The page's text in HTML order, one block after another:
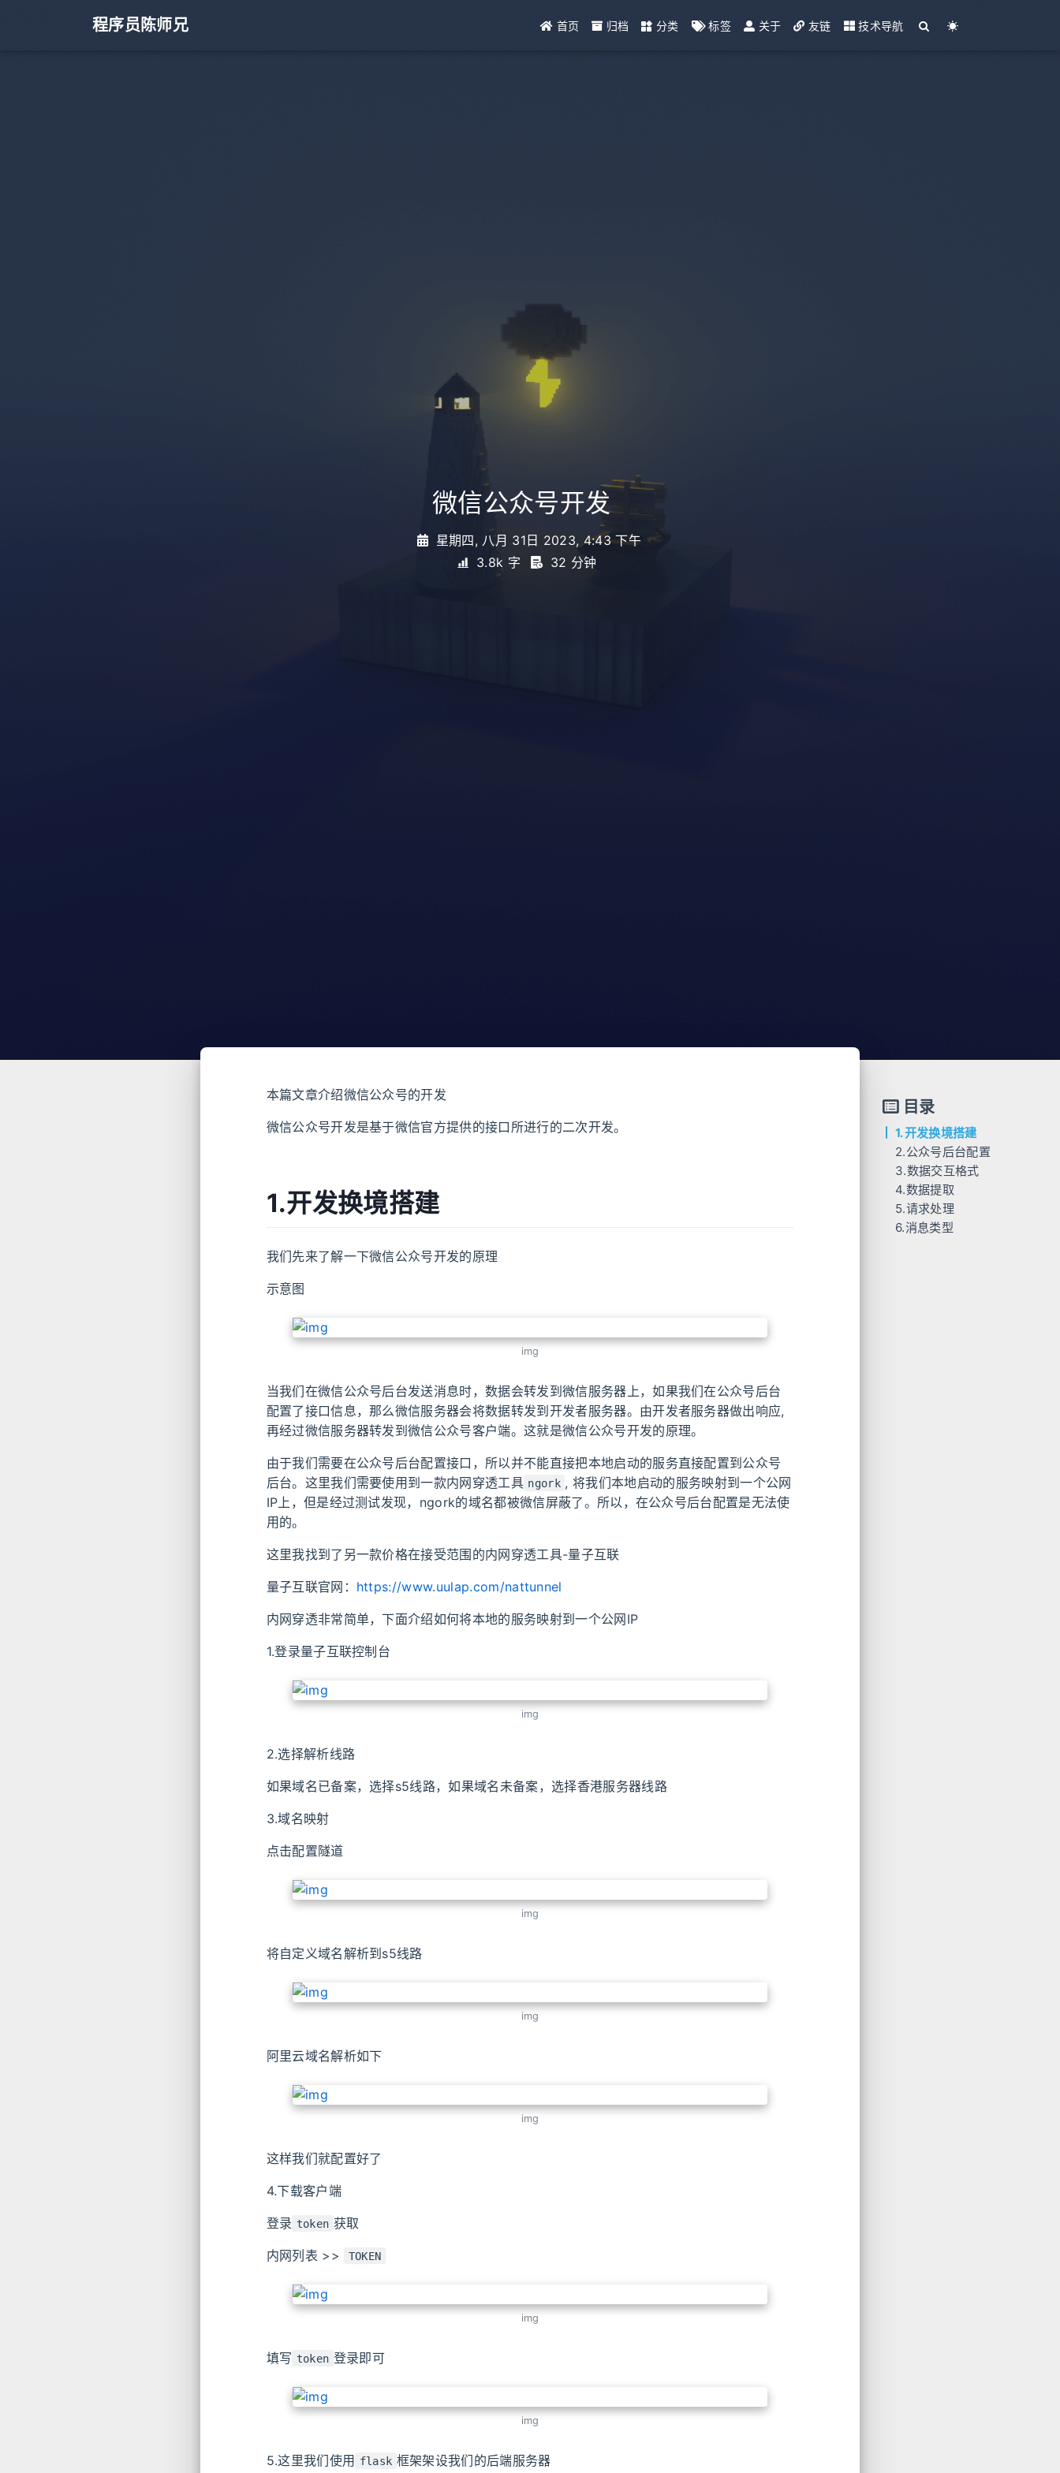
程序员陈师兄 首页 归档 分类 标签 关于 友链 技术导航
微信公众号开发_
星期四, 八月 31日 2023, 4:43 下午
3.8k 字
32 分钟
本篇文章介绍微信公众号的开发
微信公众号开发是基于微信官方提供的接口所进行的二次开发。
1.开发换境搭建
我们先来了解一下微信公众号开发的原理
示意图
img
当我们在微信公众号后台发送消息时，数据会转发到微信服务器上，如果我们在公众号后台
配置了接口信息，那么微信服务器会将数据转发到开发者服务器。由开发者服务器做出响应,
再经过微信服务器转发到微信公众号客户端。这就是微信公众号开发的原理。
由于我们需要在公众号后台配置接口，所以并不能直接把本地启动的服务直接配置到公众号
后台。这里我们需要使用到一款内网穿透工具 ngork , 将我们本地启动的服务映射到一个公网
IP上，但是经过测试发现，ngork的域名都被微信屏蔽了。所以，在公众号后台配置是无法使
用的。
这里我找到了另一款价格在接受范围的内网穿透工具-量子互联
量子互联官网： https://www.uulap.com/nattunnel
内网穿透非常简单，下面介绍如何将本地的服务映射到一个公网IP
1.登录量子互联控制台
img
2.选择解析线路
如果域名已备案，选择s5线路，如果域名未备案，选择香港服务器线路
3.域名映射
点击配置隧道
img
将自定义域名解析到s5线路
img
阿里云域名解析如下
img
这样我们就配置好了
4.下载客户端
登录 token 获取
内网列表 >> TOKEN
img
填写 token 登录即可
img
5.这里我们使用 flask 框架架设我们的后端服务器
目录
1.开发换境搭建
2.公众号后台配置
3.数据交互格式
4.数据提取
5.请求处理
6.消息类型